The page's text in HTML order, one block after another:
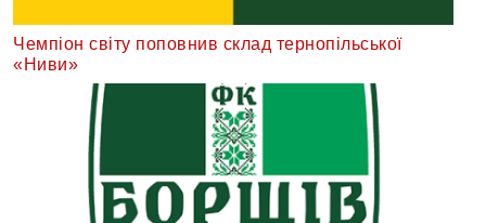
Чемпіон світу поповнив склад тернопільської
«Ниви»